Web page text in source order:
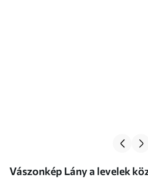
Vászonkép Lány a